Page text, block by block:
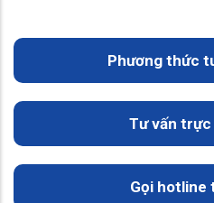
Phương thức
Tư vấn
Gọi hotline